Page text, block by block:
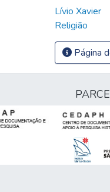
Lívio Xavier
Religião
Página